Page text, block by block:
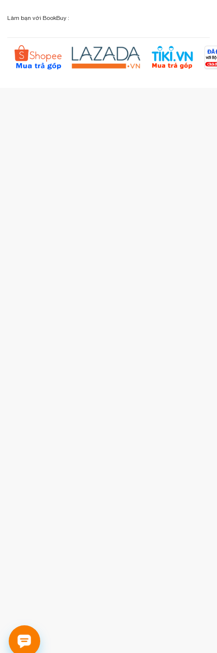
Sơ đồ đường đi
Câu hỏi thường gặp (FAQs)
Kiểm tra đơn hàng
Liên hệ BookBuy
Đặt hàng theo yêu cầu
Làm bạn với BookBuy :